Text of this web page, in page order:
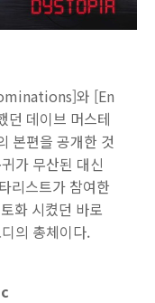
와 [En
데이브 머스테
본편을 공개한 것
가 무산된 대신
리스트가 참여한
화 시켰던 바로
의 총체이다.